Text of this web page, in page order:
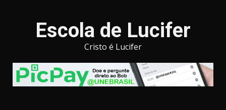
Escola de Lucifer
Cristo é Lucifer